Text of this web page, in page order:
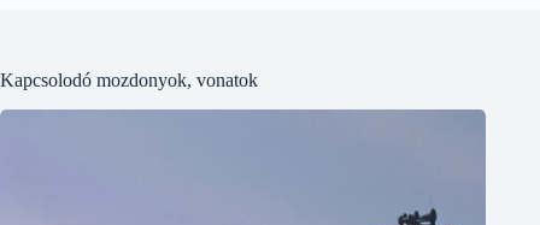
Kapcsolodó mozdonyok, vonatok